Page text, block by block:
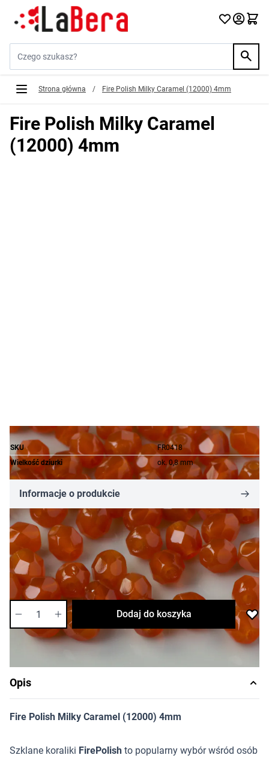
Przejdź do treści
Strona główna / Fire Polish Milky Caramel (12000) 4mm
Fire Polish Milky Caramel
(12000) 4mm
SKU
FR0418
Wielkość dziurki
ok. 0,8 mm
Informacje o produkcie
84,34 zł
Cena za opakowanie
Ilość w opakowaniu: ok. 1200 szt.
Dostępność: bardzo niska
Dodaj do koszyka
Opis
Fire Polish Milky Caramel (12000) 4mm
Szklane koraliki FirePolish to popularny wybór wśród osób